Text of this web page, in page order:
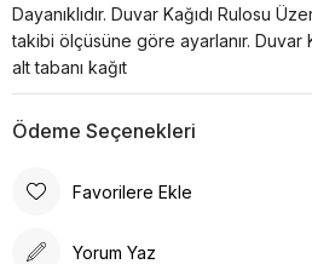
Dayanıklıdır. Duvar Kağıdı Rulosu
takibi ölçüsüne göre ayarlanır. Duvar
alt tabanı kağıt
Ödeme Seçenekleri
Favorilere Ekle
Yorum Yaz